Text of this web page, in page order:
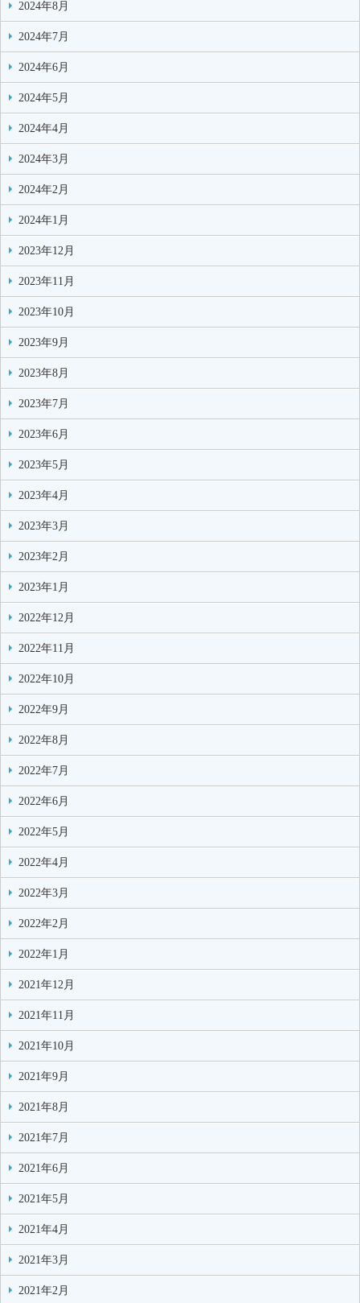
2024年8月
2024年7月
2024年6月
2024年5月
2024年4月
2024年3月
2024年2月
2024年1月
2023年12月
2023年11月
2023年10月
2023年9月
2023年8月
2023年7月
2023年6月
2023年5月
2023年4月
2023年3月
2023年2月
2023年1月
2022年12月
2022年11月
2022年10月
2022年9月
2022年8月
2022年7月
2022年6月
2022年5月
2022年4月
2022年3月
2022年2月
2022年1月
2021年12月
2021年11月
2021年10月
2021年9月
2021年8月
2021年7月
2021年6月
2021年5月
2021年4月
2021年3月
2021年2月